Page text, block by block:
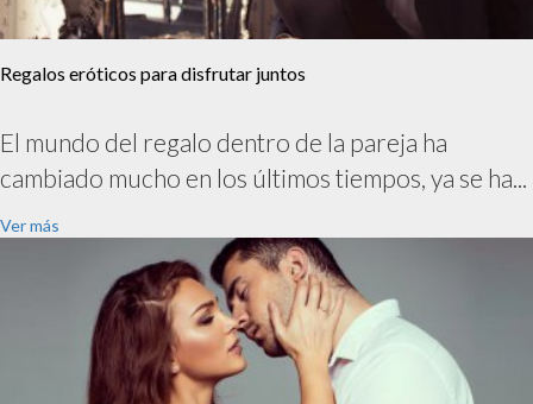
Regalos eróticos para disfrutar juntos
El mundo del regalo dentro de la pareja ha
cambiado mucho en los últimos tiempos, ya se ha...
Ver más